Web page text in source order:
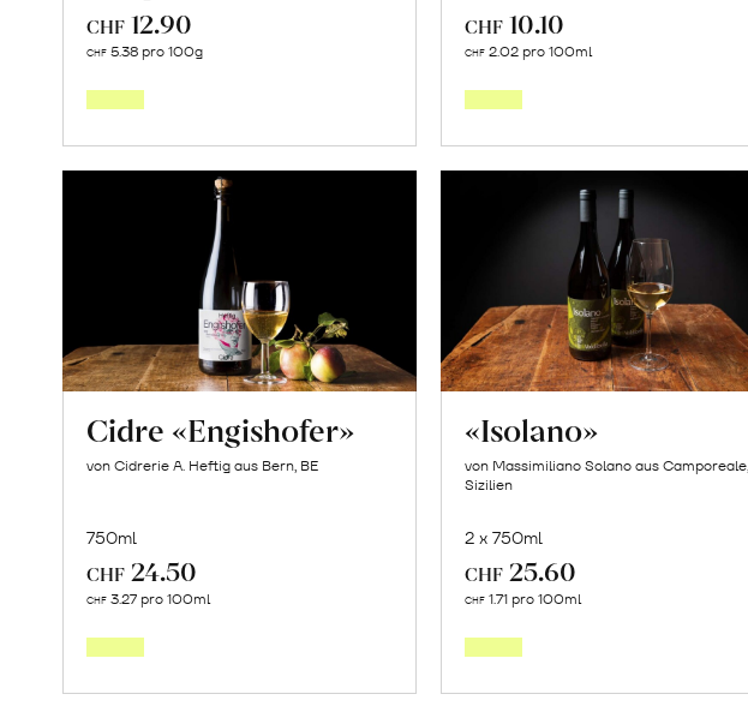
CHF 12.90
CHF 5.38 pro 100g
CHF 10.10
CHF 2.02 pro 100ml
Cidre «Engishofer»
von Cidrerie A. Heftig aus Bern, BE
750ml
CHF 24.50
CHF 3.27 pro 100ml
«Isolano»
von Massimiliano Solano aus Camporeale,
Sizilien
2 x 750ml
CHF 25.60
CHF 1.71 pro 100ml